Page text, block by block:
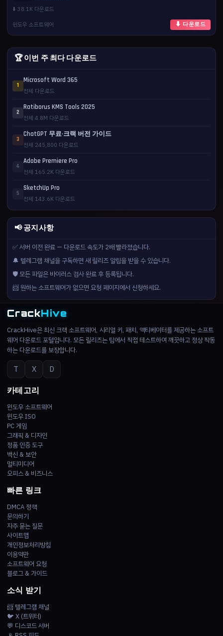
⬇️ 38.1K 다운로드
윈도우 소프트웨어
⬇ 다운로드
🏆 이번 주 최다 다운로드
1
Microsoft Word 365
전체 다운로드
2
Ratiborus KMS Tools 2025
전체 4.8M 다운로드
3
ChatGPT 무료·크랙 버전 가이드
전체 245,800 다운로드
4
Adobe Premiere Pro
전체 165.2K 다운로드
5
SketchUp Pro
전체 143.6K 다운로드
📢 공지사항
✅ 서버 이전 완료 — 다운로드 속도가 2배 빨라졌습니다.
🔔 텔레그램 채널을 구독하면 새 릴리즈 알림을 받을 수 있습니다.
🛡️ 모든 파일은 바이러스 검사 완료 후 등록됩니다.
📨 원하는 소프트웨어가 없으면 요청 페이지에서 신청하세요.
CrackHive
CrackHive은 최신 크랙 소프트웨어, 시리얼 키, 패치, 액티베이터를 제공하는 소프트
웨어 다운로드 포털입니다. 모든 릴리즈는 팀에서 직접 테스트하여 깨끗하고 정상 작동
하는 다운로드를 보장합니다.
T X D
카테고리
윈도우 소프트웨어
윈도우 ISO
PC 게임
그래픽 & 디자인
정품 인증 도구
백신 & 보안
멀티미디어
오피스 & 비즈니스
빠른 링크
DMCA 정책
문의하기
자주 묻는 질문
사이트맵
개인정보처리방침
이용약관
소프트웨어 요청
블로그 & 가이드
소식 받기
📨 텔레그램 채널
🐦 X (트위터)
💬 디스코드 서버